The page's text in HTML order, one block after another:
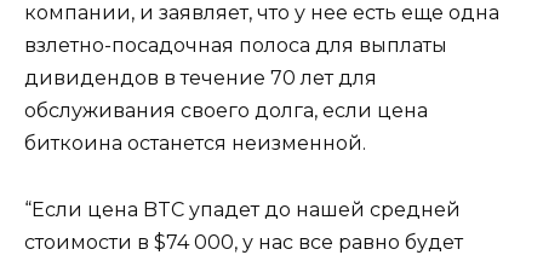
компании, и заявляет, что у нее есть еще одна
взлетно-посадочная полоса для выплаты
дивидендов в течение 70 лет для
обслуживания своего долга, если цена
биткоина останется неизменной.
“Если цена BTC упадет до нашей средней
стоимости в $74 000, у нас все равно будет